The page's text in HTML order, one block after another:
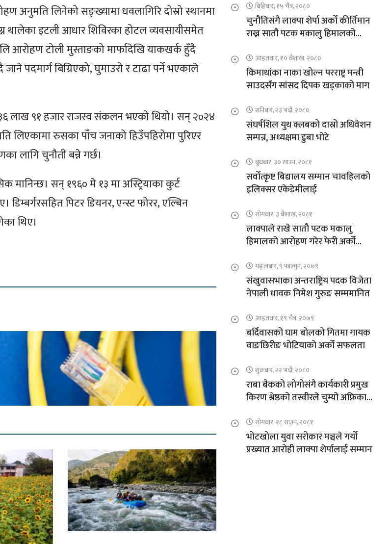
अनुमति लिनेको सङ्ख्यामा धवलागिरि दोस्रो स्थानमा
थालेका इटली आधार शिविरका होटल व्यवसायीसमेत
आरोहण टोली मुस्ताङको मार्फादेखि याकखर्क हुँदै
पदमार्ग बिग्रिएको, घुमाउरो र टाढा पर्ने भएकाले
लाख ९१ हजार राजस्व संकलन भएको थियो। सन् २०२४
लिएकामा रुसका पाँच जनाको हिउँपहिरोमा पुरिएर
लागि चुनौती बन्ने गर्छ।
सन् १९६० मे १३ मा अस्ट्रियाका कुर्ट
पिटर डियनर, एन्स्ट फोरर, एल्बिन
थिए।
बिहिबार, १५ चैत्र, २०८०
चुनौतिसंगै लाक्पा शेर्पा अर्को कीर्तिमान
राख्न सातौ पटक मकालु हिमालको
आइतवार, १० बैशाख, २०८०
किमाथांका नाका खोल्न परराष्ट्र मन्त्री
साउदसँग सांसद दिपक खड्काको माग
शनिबार, २३ भदौ, २०८०
संघर्षशिल युथ क्लबको दास्रो अधिवेशन
सम्पन्न, अध्यक्षमा डुबा भोटे
बुधबार, ३० साउन, २०८१
सर्वोत्कृष्ट बिद्यालय सम्मान चावहिलको
इलिक्सर एकेडेमीलाई
सोमवार, ३ बैशाख, २०८१
लाक्पाले राखे सातौ पटक मकालु
हिमालको आरोहण गरेर फेरी अर्को
मङ्लबार, ९ फाल्गुन, २०७९
संखुवासभाका अन्तराष्ट्रिय पदक विजेता
नेपाली धावक निमेश गुरुङ सम्ममानित
आइतवार, १९ चैत्र, २०७९
बर्दिवासको घाम बोलको गितमा गायक
वाङछिरीङ भोटियाको अर्को सफलता
शुक्रबार, २२ भदौ, २०८०
राबा बैकको लोगोसंगै कार्यकारी प्रमुख
किरण श्रेष्ठको तस्वीरले चुम्यो अफ्रिकाको
सोमवार, २८ साउन, २०८१
भोटखोला युवा सरोकार मञ्चले गर्यो
प्रख्यात आरोही लाक्पा शेर्पालाई सम्मान